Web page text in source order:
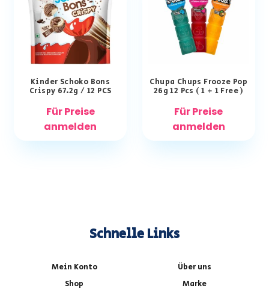
Kinder Schoko Bons
Crispy 67.2g / 12 PCS
Für Preise
anmelden
Chupa Chups Frooze Pop
26g 12 Pcs ( 1 + 1 Free )
Für Preise
anmelden
Schnelle Links
Mein Konto
Über uns
Shop
Marke